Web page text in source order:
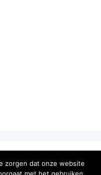
zorgen dat onze website